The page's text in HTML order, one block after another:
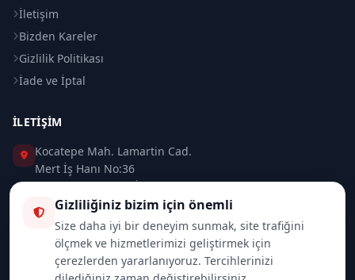
İletişim
Bizden Kareler
Gizlilik Politikası
İade ve İptal
İLETIŞIM
Kocatepe Mah. Lamartin Cad.
Mert İş Hanı No:36
Taksim / Beyoğlu / İSTANBUL
0 (212) 235 37 83
0 (532) 418 08 46
Gizliliğiniz bizim için önemli
Size daha iyi bir deneyim sunmak, site trafiğini
ölçmek ve hizmetlerimizi geliştirmek için
çerezlerden yararlanıyoruz. Tercihlerinizi